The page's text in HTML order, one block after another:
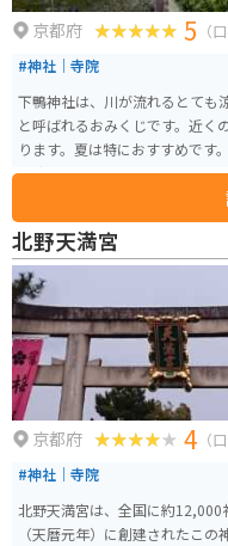
京都府 5 （
#神社｜寺院
下鴨神社は、川が流れるとても
と呼ばれるおみくじです。近く
ります。夏は特におすすめです
を涼めるのも良いです。
北野天満宮
京都府 4 （
#神社｜寺院
北野天満宮は、全国に約
（天暦元年）に創建されたこ